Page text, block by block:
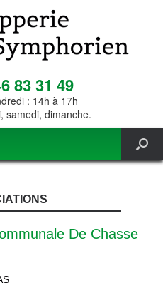
83 31 49
: 14h à 17h
samedi, dimanche.
De Chasse